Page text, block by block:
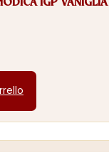
IGP VANIGLIA